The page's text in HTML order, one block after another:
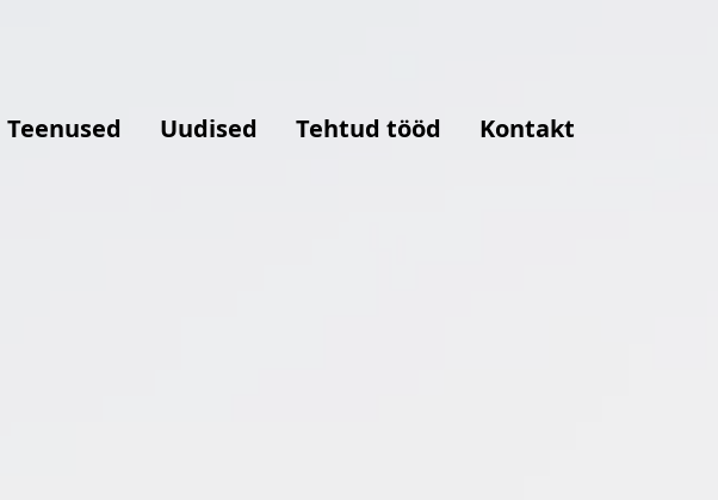
Teenused Uudised Tehtud tööd Kontakt